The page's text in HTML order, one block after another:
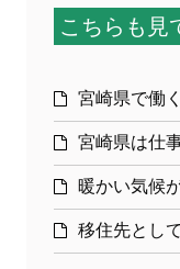
こちらも見
宮崎県で働
宮崎県は仕
暖かい気候
移住先とし